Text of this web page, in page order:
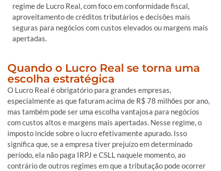
regime de Lucro Real, com foco em conformidade fiscal,
aproveitamento de créditos tributários e decisões mais
seguras para negócios com custos elevados ou margens mais
apertadas.
Quando o Lucro Real se torna uma
escolha estratégica
O Lucro Real é obrigatório para grandes empresas,
especialmente as que faturam acima de R$ 78 milhões por ano,
mas também pode ser uma escolha vantajosa para negócios
com custos altos e margens mais apertadas. Nesse regime, o
imposto incide sobre o lucro efetivamente apurado. Isso
significa que, se a empresa tiver prejuízo em determinado
período, ela não paga IRPJ e CSLL naquele momento, ao
contrário de outros regimes em que a tributação pode ocorrer